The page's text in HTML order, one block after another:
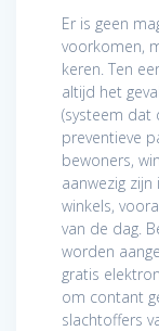
Er is geen
voorkomen,
keren. Ten
altijd het
(systeem dat
preventieve
bewoners,
aanwezig
winkels,
van de dag.
worden
gratis
om contant
slachtoffers